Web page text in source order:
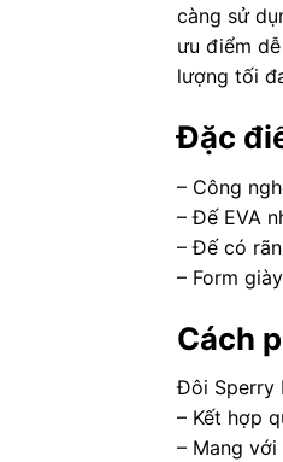
càng sử
ưu điểm
lượng tối
Đặc
– Công
– Đế EVA
– Đế có
– Form
Cách
Đôi Sperry
– Kết hợp
– Mang